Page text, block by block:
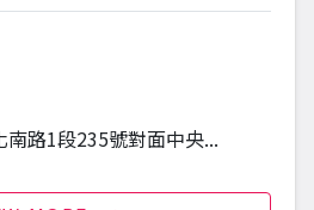
路1段235號對面中央...